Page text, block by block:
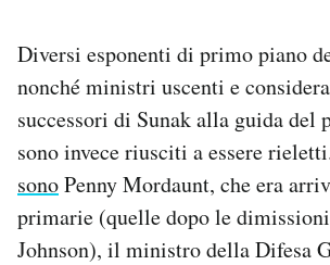
Diversi esponenti di primo piano
nonché ministri uscenti e
successori di Sunak alla guida del
sono invece riusciti a essere
sonoPenny Mordaunt, che era
primarie (quelle dopo le
Johnson), il ministro della Difesa